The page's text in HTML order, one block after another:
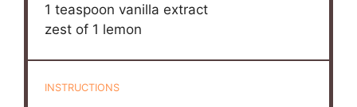
1 teaspoon vanilla extract
zest of 1 lemon
INSTRUCTIONS